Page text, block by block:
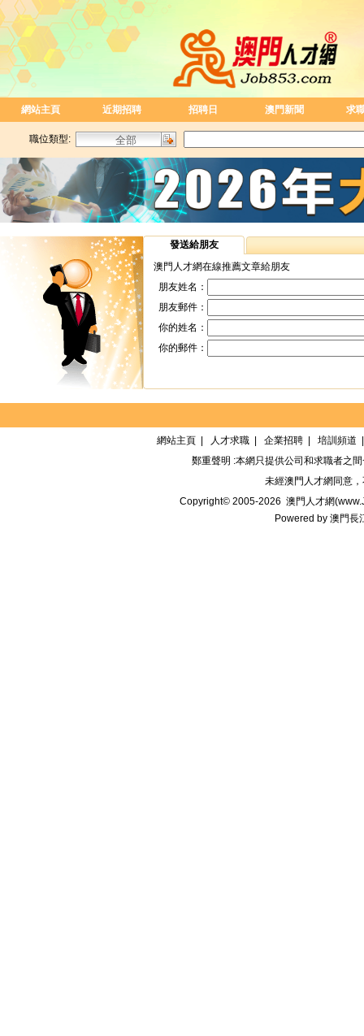
網站主頁 近期招聘 招聘日 澳門新聞 求
職位類型:
發送給朋友
澳門人才網在線推薦文章給朋友
朋友姓名：
朋友郵件：
你的姓名：
你的郵件：
網站主頁 人才求職 企業招聘 培訓頻道
鄭重聲明 :本網只提供公司和求職者之
未經澳門人才網 同意
Copyright© 2005-2026 澳門人才網
Powered by 澳門長